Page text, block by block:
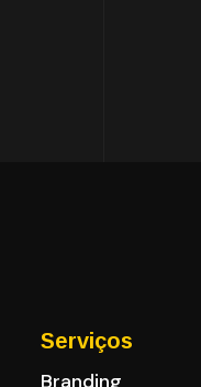
Serviços
Branding